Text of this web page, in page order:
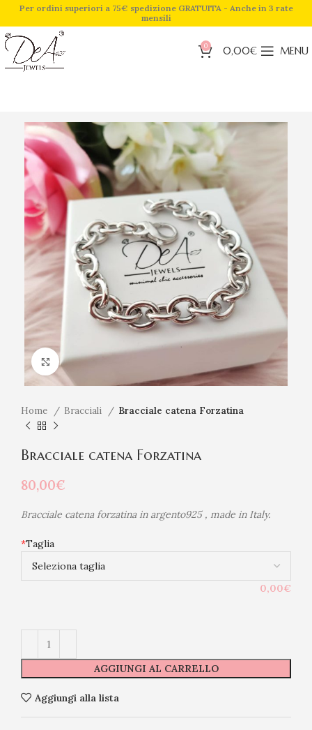
Per ordini superiori a 75€ spedizione GRATUITA - Anche in 3 rate
mensili
0 0,00€ MENU
Click to enlarge
Home Bracciali Bracciale catena Forzatina
Bracciale catena Forzatina
80,00€
Bracciale catena forzatina in argento925 , made in Italy.
*Taglia
0,00€
AGGIUNGI AL CARRELLO
Aggiungi alla lista